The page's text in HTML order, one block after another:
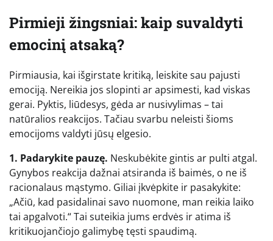
Pirmieji žingsniai: kaip suvaldyti
emocinį atsaką?
Pirmiausia, kai išgirstate kritiką, leiskite sau pajusti
emociją. Nereikia jos slopinti ar apsimesti, kad viskas
gerai. Pyktis, liūdesys, gėda ar nusivylimas – tai
natūralios reakcijos. Tačiau svarbu neleisti šioms
emocijoms valdyti jūsų elgesio.
1. Padarykite pauzę. Neskubėkite gintis ar pulti atgal.
Gynybos reakcija dažnai atsiranda iš baimės, o ne iš
racionalaus mąstymo. Giliai įkvėpkite ir pasakykite:
„Ačiū, kad pasidalinai savo nuomone, man reikia laiko
tai apgalvoti.“ Tai suteikia jums erdvės ir atima iš
kritikuojančiojo galimybę tęsti spaudimą.